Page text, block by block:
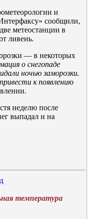
и
сообщили,
метеостанции в
ливень.
— в некоторых
о снегопаде
ночью заморозки.
к появлению
неделю после
выпадал и на
температура